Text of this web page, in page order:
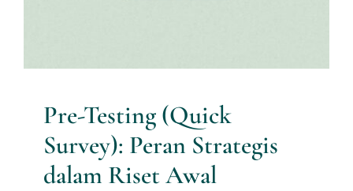
Pre-Testing (Quick
Survey): Peran Strategis
dalam Riset Awal